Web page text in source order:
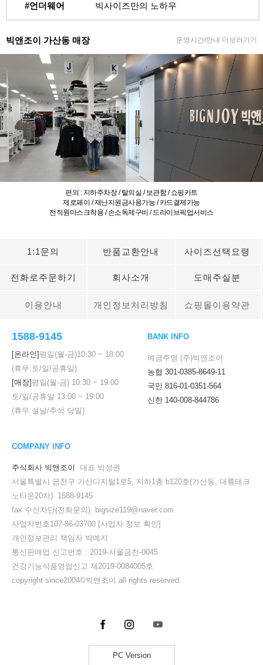
#언더웨어 빅사이즈만의 노하우
빅앤조이 가산동 매장 운영시간/안내 더보러가기
편의 : 지하주차장 / 탈의실 / 보관함 / 쇼핑카트
제로페이 / 재난지원금사용가능 / 카드결제가능
전직원마스크착용 / 손소독제구비 / 드라이브픽업서비스
1:1문의 반품교환안내 사이즈선택요령
전화로주문하기 회사소개 도매주실분
이용안내 개인정보처리방침 쇼핑몰이용약관
1588-9145
[온라인]평일(월-금)10:30 ~ 18:00
(휴무:토/일/공휴일)
[매장]평일(월-금) 10:30 ~ 19:00
토/일/공휴일 13:00 ~ 19:00
(휴무:설날/추석 당일)
BANK INFO
예금주명 (주)빅앤조이
농협 301-0385-8649-11
국민 816-01-0351-564
신한 140-008-844786
COMPANY INFO
주식회사 빅앤조이
대표 박성권
서울특별시 금천구 가산디지털1로5, 지하1층 b120호(가산동, 대륭테크
노타운20차) 1588-9145
fax 수신차단(전화문의) bigsize119@naver.com
사업자번호107-86-03700 [사업자 정보 확인]
개인정보관리 책임자 박예지
통신판매업 신고번호 : 2019-서울금천-0045
건강기능식품영업신고 제2019-0084005호
copyright since2004©빅앤조이 all rights reserved.
PC Version